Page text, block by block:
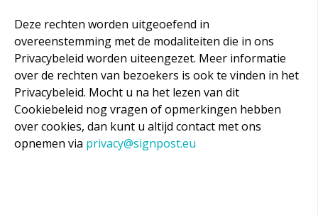
Deze rechten worden uitgeoefend in
overeenstemming met de modaliteiten die in ons
Privacybeleid worden uiteengezet. Meer informatie
over de rechten van bezoekers is ook te vinden in het
Privacybeleid. Mocht u na het lezen van dit
Cookiebeleid nog vragen of opmerkingen hebben
over cookies, dan kunt u altijd contact met ons
opnemen via privacy@signpost.eu